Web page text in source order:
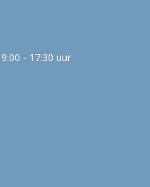
- 17:30 uur